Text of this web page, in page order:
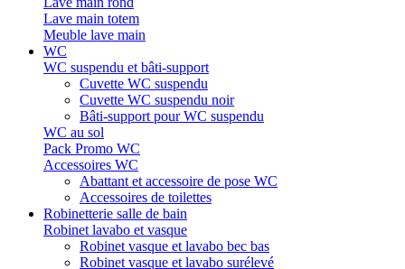
Lave main totem
Meuble lave main
WC
WC suspendu et bâti-support
Cuvette WC suspendu
Cuvette WC suspendu noir
Bâti-support pour WC suspendu
WC au sol
Pack Promo WC
Accessoires WC
Abattant et accessoire de pose WC
Accessoires de toilettes
Robinetterie salle de bain
Robinet lavabo et vasque
Robinet vasque et lavabo bec bas
Robinet vasque et lavabo surélevé